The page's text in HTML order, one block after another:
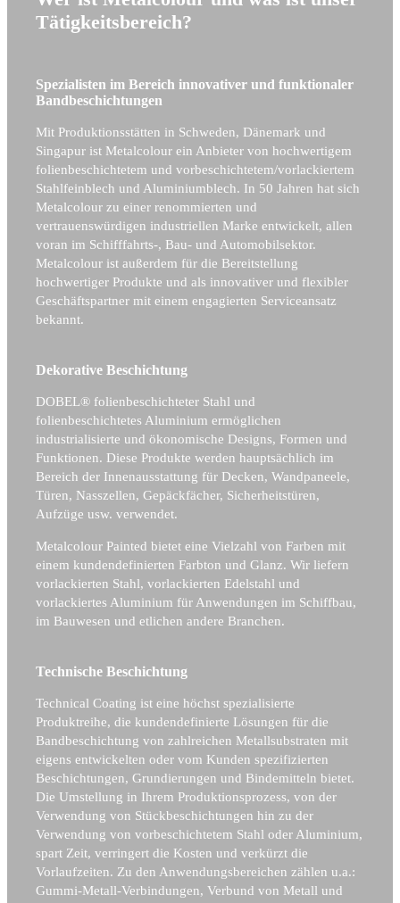
Tätigkeitsbereich?
Spezialisten im Bereich innovativer und funktionaler
Bandbeschichtungen
Mit Produktionsstätten in Schweden, Dänemark und
Singapur ist Metalcolour ein Anbieter von hochwertigem
folienbeschichtetem und vorbeschichtetem/vorlackiertem
Stahlfeinblech und Aluminiumblech. In 50 Jahren hat sich
Metalcolour zu einer renommierten und
vertrauenswürdigen industriellen Marke entwickelt, allen
voran im Schifffahrts-, Bau- und Automobilsektor.
Metalcolour ist außerdem für die Bereitstellung
hochwertiger Produkte und als innovativer und flexibler
Geschäftspartner mit einem engagierten Serviceansatz
bekannt.
Dekorative Beschichtung
DOBEL® folienbeschichteter Stahl und
folienbeschichtetes Aluminium ermöglichen
industrialisierte und ökonomische Designs, Formen und
Funktionen. Diese Produkte werden hauptsächlich im
Bereich der Innenausstattung für Decken, Wandpaneele,
Türen, Nasszellen, Gepäckfächer, Sicherheitstüren,
Aufzüge usw. verwendet.
Metalcolour Painted bietet eine Vielzahl von Farben mit
einem kundendefinierten Farbton und Glanz. Wir liefern
vorlackierten Stahl, vorlackierten Edelstahl und
vorlackiertes Aluminium für Anwendungen im Schiffbau,
im Bauwesen und etlichen andere Branchen.
Technische Beschichtung
Technical Coating ist eine höchst spezialisierte
Produktreihe, die kundendefinierte Lösungen für die
Bandbeschichtung von zahlreichen Metallsubstraten mit
eigens entwickelten oder vom Kunden spezifizierten
Beschichtungen, Grundierungen und Bindemitteln bietet.
Die Umstellung in Ihrem Produktionsprozess, von der
Verwendung von Stückbeschichtungen hin zu der
Verwendung von vorbeschichtetem Stahl oder Aluminium,
spart Zeit, verringert die Kosten und verkürzt die
Vorlaufzeiten. Zu den Anwendungsbereichen zählen u.a.:
Gummi-Metall-Verbindungen, Verbund von Metall und